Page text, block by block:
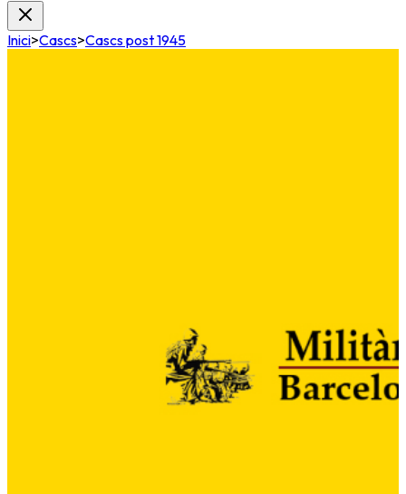
Inici>Cascs>Cascs post 1945